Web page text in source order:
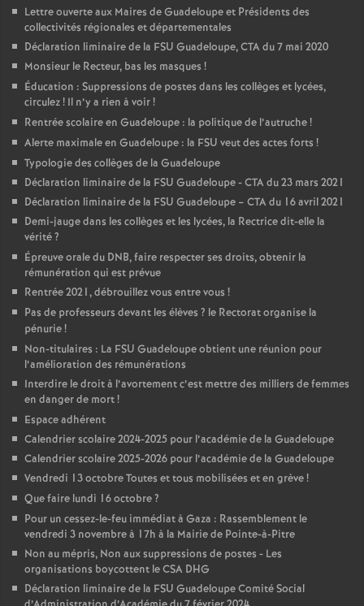
s
Lettre ouverte aux Maires de Guadeloupe et Présidents des
collectivités régionales et départementales
Déclaration liminaire de la FSU Guadeloupe, CTA du 7 mai 2020
Monsieur le Recteur, bas les masques !
Éducation : Suppressions de postes dans les collèges et lycées,
circulez! Il n’y a rien à voir!
Rentrée scolaire en Guadeloupe : la politique de l’autruche!
Alerte maximale en Guadeloupe : la FSU veut des actes forts !
Typologie des collèges de la Guadeloupe
Déclaration liminaire de la FSU Guadeloupe - CTA du 23 mars 2021
Déclaration liminaire de la FSU Guadeloupe – CTA du 16 avril 2021
Demi-jauge dans les collèges et les lycées, la Rectrice dit-elle la
vérité?
Épreuve orale du DNB, faire respecter ses droits, obtenir la
rémunération qui est prévue
Rentrée 2021, débrouillez vous entre vous !
Pas de professeurs devant les élèves ? le Rectorat organise la
pénurie!
Non-titulaires : La FSU Guadeloupe obtient une réunion pour
l’amélioration des rémunérations
Interdire le droit à l’avortement c’est mettre des milliers de femmes
en danger de mort!
Espace adhérent
Calendrier scolaire 2024-2025 pour l’académie de la Guadeloupe
Calendrier scolaire 2025-2026 pour l’académie de la Guadeloupe
Vendredi 13 octobre Toutes et tous mobilisées et en grève!
Que faire lundi 16 octobre?
Pour un cessez-le-feu immédiat à Gaza : Rassemblement le
vendredi 3 novembre à 17h à la Mairie de Pointe-à-Pitre
Non au mépris, Non aux suppressions de postes - Les
organisations boycottent le CSA DHG
Déclaration liminaire de la FSU Guadeloupe Comité Social